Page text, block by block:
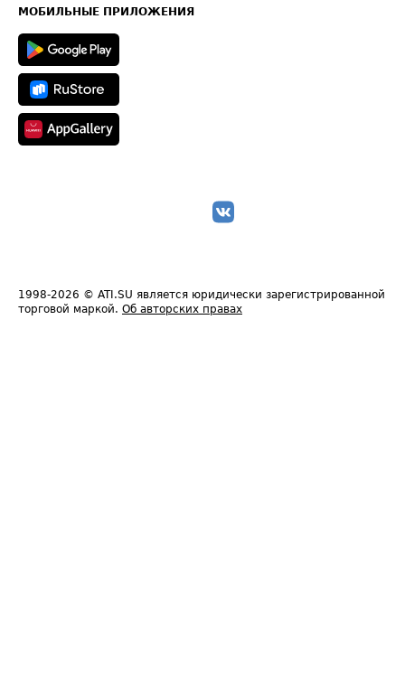
Техническая информация
МОБИЛЬНЫЕ ПРИЛОЖЕНИЯ
1998-2026 © ATI.SU является юридически зарегистрированной
торговой маркой. Об авторских правах